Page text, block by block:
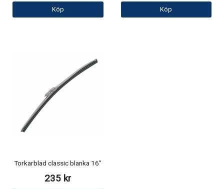
Köp Köp
Torkarblad classic blanka 16"
235 kr